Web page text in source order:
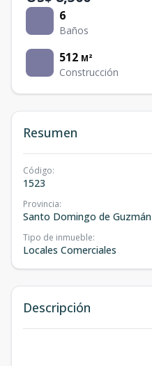
6
Baños
512 M²
Construcción
Resumen
Código:
1523
Provincia:
Santo Domingo de Guzmán
Tipo de inmueble:
Locales Comerciales
Descripción